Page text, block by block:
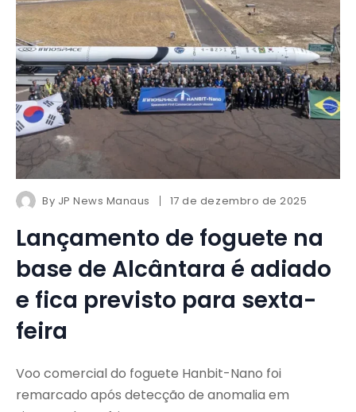
By JP News Manaus 17 de dezembro de 2025
Lançamento de foguete na
base de Alcântara é adiado
e fica previsto para sexta-
feira
Voo comercial do foguete Hanbit-Nano foi
remarcado após detecção de anomalia em